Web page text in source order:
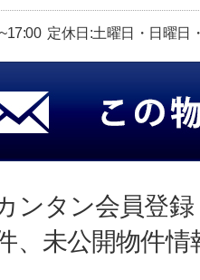
定休日:土曜日・日曜日
ンタン会員登録
、未公開物件情